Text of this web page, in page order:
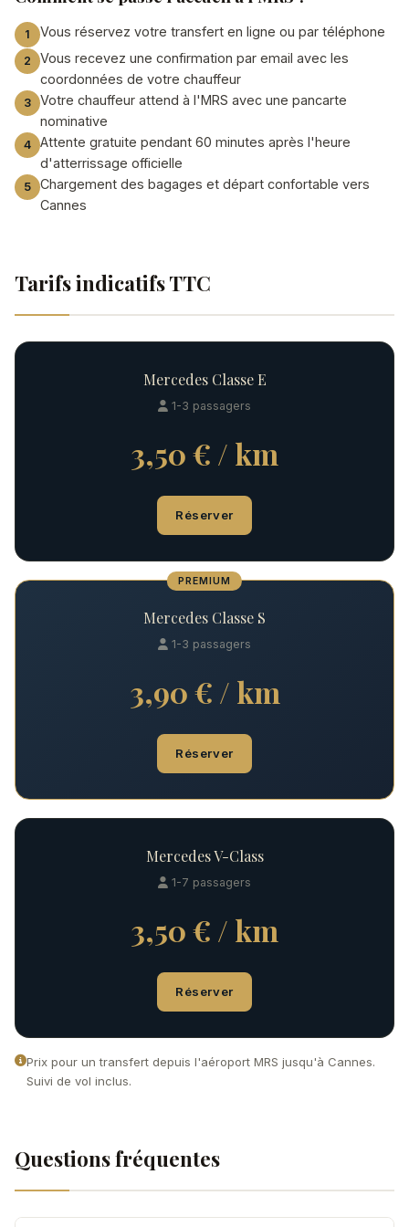
Vous réservez votre transfert en ligne ou par téléphone
Vous recevez une confirmation par email avec les
coordonnées de votre chauffeur
Votre chauffeur attend à l'MRS avec une pancarte
nominative
Attente gratuite pendant 60 minutes après l'heure
d'atterrissage officielle
Chargement des bagages et départ confortable vers
Cannes
Tarifs indicatifs TTC
Mercedes Classe E
1-3 passagers
3,50 € / km
Réserver
PREMIUM
Mercedes Classe S
1-3 passagers
3,90 € / km
Réserver
Mercedes V-Class
1-7 passagers
3,50 € / km
Réserver
Prix pour un transfert depuis l'aéroport MRS jusqu'à Cannes.
Suivi de vol inclus.
Questions fréquentes